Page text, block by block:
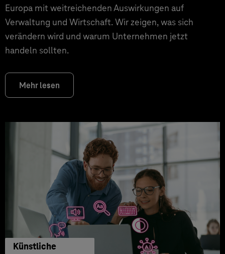
Europa mit weitreichenden Auswirkungen auf
Verwaltung und Wirtschaft. Wir zeigen, was sich
verändern wird und warum Unternehmen jetzt
handeln sollten.
Mehr lesen
Künstliche